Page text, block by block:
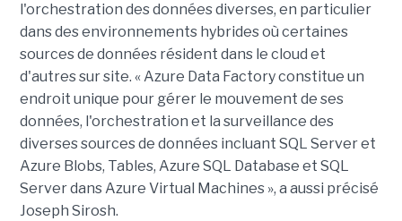
l'orchestration des données diverses, en particulier
dans des environnements hybrides où certaines
sources de données résident dans le cloud et
d'autres sur site. « Azure Data Factory constitue un
endroit unique pour gérer le mouvement de ses
données, l'orchestration et la surveillance des
diverses sources de données incluant SQL Server et
Azure Blobs, Tables, Azure SQL Database et SQL
Server dans Azure Virtual Machines », a aussi précisé
Joseph Sirosh.